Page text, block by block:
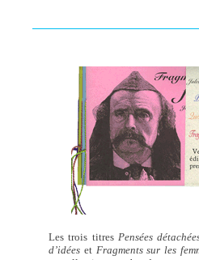
Les trois titresPensées
d’idéeset Fragments sur les